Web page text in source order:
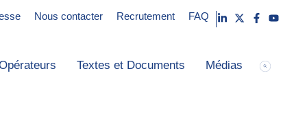
Nous contacter Recrutement FAQ
Textes et Documents Médias